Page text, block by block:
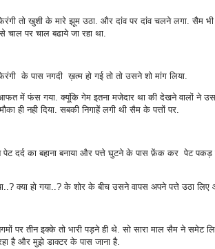
तो खुशी के मारे झूम उठा. और दांव पर दांव चलने लगा. सैम भी
चाल पर चाल बढाये जा रहा था.
के पास नगदी ख़त्म हो गई तो तो उसने शो मांग लिया.
में फंस गया. क्यूंकि गेम इतना मजेदार था की देखने वालों ने
ही नही दिया. सबकी निगाहें लगी थी सैम के पत्तों पर.
दर्द का बहाना बनाया और पत्ते घुटने के पास फ़ेंक कर पेट पकड़
क्या हो गया..? के शोर के बीच उसने वापस अपने पत्ते उठा लिए
पर तीन इक्के तो भारी पड़ने ही थे. सो सारा माल सैम ने समेट
है और मुझे डाक्टर के पास जाना है.